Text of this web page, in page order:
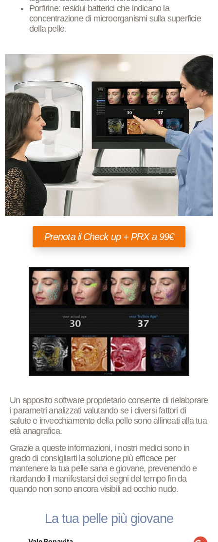
Porfirine: residui batterici che indicano la
concentrazione di microorganismi sulla superficie
della pelle.
Prenota il Check up + PRX a 99€
Un apposito software proprietario consente di rielaborare
i parametri analizzati valutando se i diversi fattori di
salute e invecchiamento della pelle sono allineati alla tua
età anagrafica.
Grazie a queste informazioni, i nostri medici sono in
grado di consigliarti la soluzione più efficace per
mantenere la tua pelle sana e giovane, prevenendo e
ritardando il manifestarsi dei segni del tempo fin da
quando non sono ancora visibili ad occhio nudo.
La tua pelle più giovane